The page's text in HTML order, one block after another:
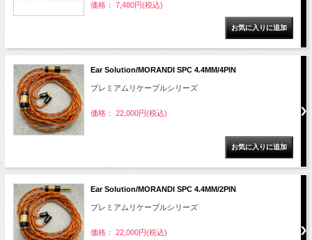
価格： 7,480円(税込)
Ear Solution/MORANDI SPC 4.4MM/4PIN
プレミアムリケーブルシリーズ
価格： 22,000円(税込)
Ear Solution/MORANDI SPC 4.4MM/2PIN
プレミアムリケーブルシリーズ
価格： 22,000円(税込)